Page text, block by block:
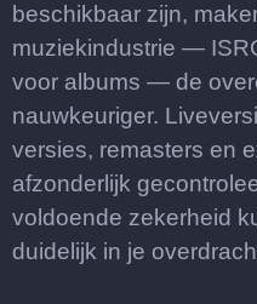
beschikbaar zijn,
muziekindustrie —
voor albums — de
nauwkeuriger.
versies, remasters en
afzonderlijk
voldoende zekerheid
duidelijk in je